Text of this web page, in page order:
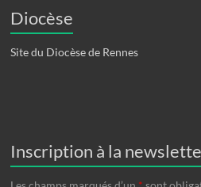
Diocèse
Site du Diocèse de Rennes
Inscription à la